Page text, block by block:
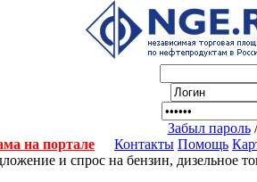
Забыл пароль
на портале
Контакты Помощь
и спрос на бензин, дизельное